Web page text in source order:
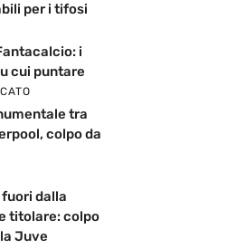
per i tifosi
i
cui puntare
tra
colpo da
dalla
titolare: colpo
Juve